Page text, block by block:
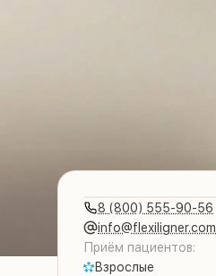
8 (800) 555-90-56
info@flexiligner.com
Приём пациентов:
Взрослые